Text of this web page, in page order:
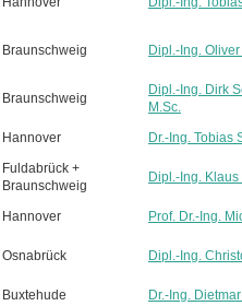
Braunschweig Dipl.-Ing.
Braunschweig
Dipl.-Ing. Dirk
M.Sc.
Hannover Dr.-Ing. Tobias
Fuldabrück +
Braunschweig
Dipl.-Ing.
Hannover Prof. Dr.-Ing.
Osnabrück Dipl.-Ing.
Buxtehude Dr.-Ing.